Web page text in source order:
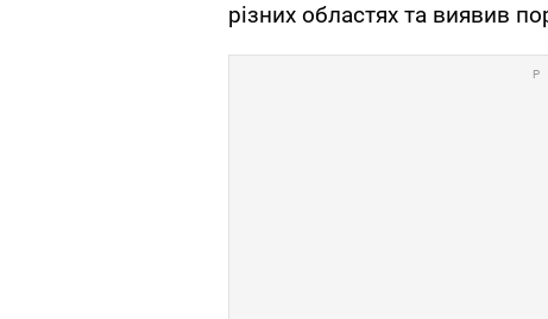
різних областях та виявив